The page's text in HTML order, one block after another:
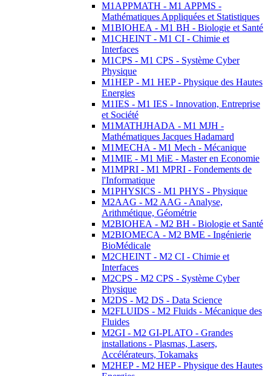
M1APPMATH - M1 APPMS -
Mathématiques Appliquées et Statistiques
M1BIOHEA - M1 BH - Biologie et Santé
M1CHEINT - M1 CI - Chimie et
Interfaces
M1CPS - M1 CPS - Système Cyber
Physique
M1HEP - M1 HEP - Physique des Hautes
Energies
M1IES - M1 IES - Innovation, Entreprise
et Société
M1MATHJHADA - M1 MJH -
Mathématiques Jacques Hadamard
M1MECHA - M1 Mech - Mécanique
M1MIE - M1 MiE - Master en Economie
M1MPRI - M1 MPRI - Fondements de
l'Informatique
M1PHYSICS - M1 PHYS - Physique
M2AAG - M2 AAG - Analyse,
Arithmétique, Géométrie
M2BIOHEA - M2 BH - Biologie et Santé
M2BIOMECA - M2 BME - Ingénierie
BioMédicale
M2CHEINT - M2 CI - Chimie et
Interfaces
M2CPS - M2 CPS - Système Cyber
Physique
M2DS - M2 DS - Data Science
M2FLUIDS - M2 Fluids - Mécanique des
Fluides
M2GI - M2 GI-PLATO - Grandes
installations - Plasmas, Lasers,
Accélérateurs, Tokamaks
M2HEP - M2 HEP - Physique des Hautes